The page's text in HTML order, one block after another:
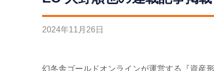
2024年11 月 26 日
幻冬舎ゴールドオンラインが運営する『資産